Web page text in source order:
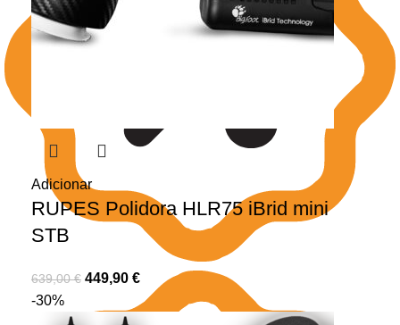
Adicionar
RUPES Polidora HLR75 iBrid mini
STB
639,00€ 449,90 €
-30%